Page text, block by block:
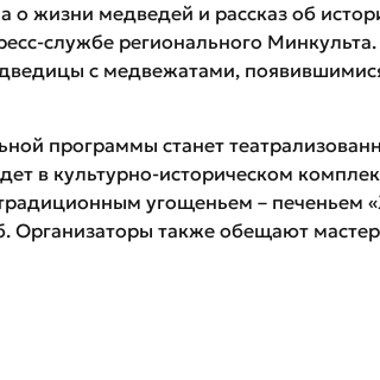
о жизни медведей и рассказ об
службе регионального
с медвежатами,
программы станет
в культурно-историческом
угощеньем – печеньем
Организаторы также обещают